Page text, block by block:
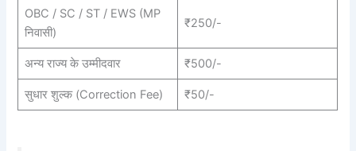
OBC / SC / ST / EWS (MP
निवासी)
₹250/-
अन्य राज्य के उम्मीदवार ₹500/-
सुधार शुल्क (Correction Fee) ₹50/-